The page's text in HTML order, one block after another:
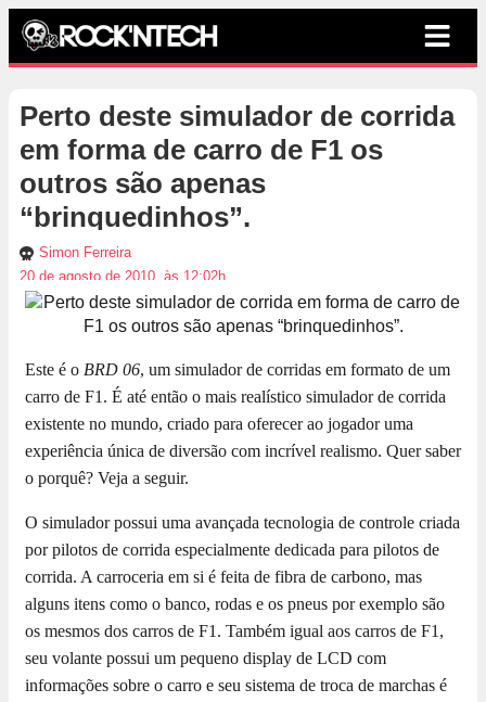
Perto deste simulador de corrida
em forma de carro de F1 os
outros são apenas
“brinquedinhos”.
Simon Ferreira
20 de agosto de 2010, às 12:02h
Este é o BRD 06, um simulador de corridas em formato de um
carro de F1. É até então o mais realístico simulador de corrida
existente no mundo, criado para oferecer ao jogador uma
experiência única de diversão com incrível realismo. Quer saber
o porquê? Veja a seguir.
O simulador possui uma avançada tecnologia de controle criada
por pilotos de corrida especialmente dedicada para pilotos de
corrida. A carroceria em si é feita de fibra de carbono, mas
alguns itens como o banco, rodas e os pneus por exemplo são
os mesmos dos carros de F1. Também igual aos carros de F1,
seu volante possui um pequeno display de LCD com
informações sobre o carro e seu sistema de troca de marchas é